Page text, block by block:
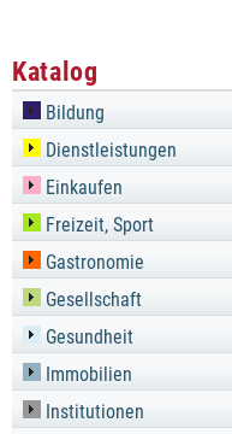
Katalog
Bildung
Dienstleistungen
Einkaufen
Freizeit, Sport
Gastronomie
Gesellschaft
Gesundheit
Immobilien
Institutionen